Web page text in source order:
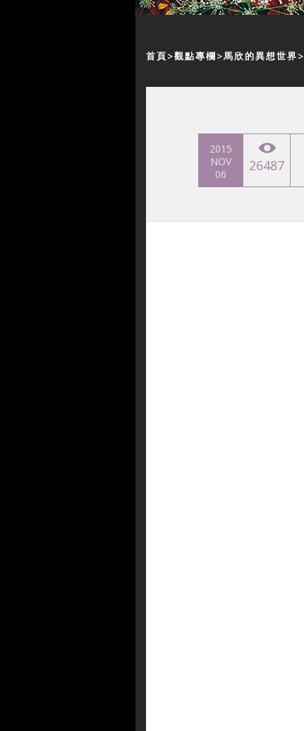
首頁 觀點專欄 馬欣的異想世界
2015
NOV
06
26487